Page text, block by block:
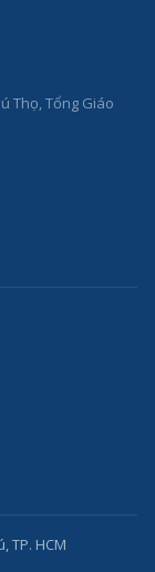
Thọ, Tổng Giáo
TP. HCM